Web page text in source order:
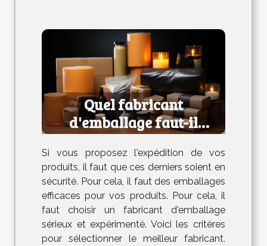
Quel fabricant
d'emballage faut-il
choisir ?
Si vous proposez l'expédition de vos
produits, il faut que ces derniers soient en
sécurité. Pour cela, il faut des emballages
efficaces pour vos produits. Pour cela, il
faut choisir un fabricant d'emballage
sérieux et expérimenté. Voici les critères
pour sélectionner le meilleur fabricant.